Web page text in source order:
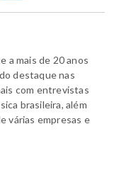
a mais de 20 anos
destaque nas
com entrevistas
brasileira, além
várias empresas e